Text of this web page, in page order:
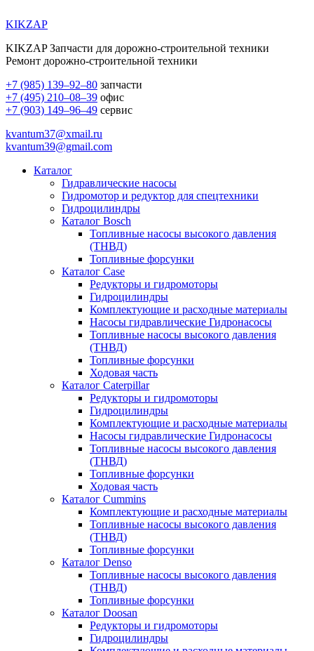
KIKZAP
KIKZAP Запчасти для дорожно-строительной техники
Ремонт дорожно-строительной техники
+7 (985) 139–92–80 запчасти
+7 (495) 210–08–39 офис
+7 (903) 149–96–49 сервис
kvantum37@xmail.ru
kvantum39@gmail.com
Каталог
Гидравлические насосы
Гидромотор и редуктор для спецтехники
Гидроцилиндры
Каталог Bosch
Топливные насосы высокого давления
(ТНВД)
Топливные форсунки
Каталог Case
Редукторы и гидромоторы
Гидроцилиндры
Комплектующие и расходные материалы
Насосы гидравлические Гидронасосы
Топливные насосы высокого давления
(ТНВД)
Топливные форсунки
Ходовая часть
Каталог Caterpillar
Редукторы и гидромоторы
Гидроцилиндры
Комплектующие и расходные материалы
Насосы гидравлические Гидронасосы
Топливные насосы высокого давления
(ТНВД)
Топливные форсунки
Ходовая часть
Каталог Cummins
Комплектующие и расходные материалы
Топливные насосы высокого давления
(ТНВД)
Топливные форсунки
Каталог Denso
Топливные насосы высокого давления
(ТНВД)
Топливные форсунки
Каталог Doosan
Редукторы и гидромоторы
Гидроцилиндры